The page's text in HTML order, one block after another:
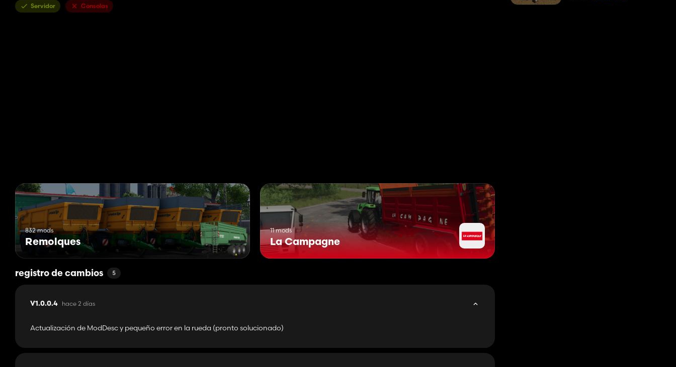
Colores del contenedor de basura:
FYI: tenía permiso del modder
Servidor Consolas
832 mods
Remolques
11 mods
La Campagne
registro de cambios 5
V1.0.0.4 hace 2 días
Actualización de ModDesc y pequeño error en la rueda (pronto solucionado)